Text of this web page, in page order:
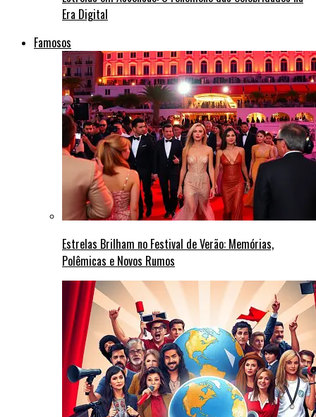
Era Digital
Famosos
Estrelas Brilham no Festival de Verão: Memórias,
Polêmicas e Novos Rumos